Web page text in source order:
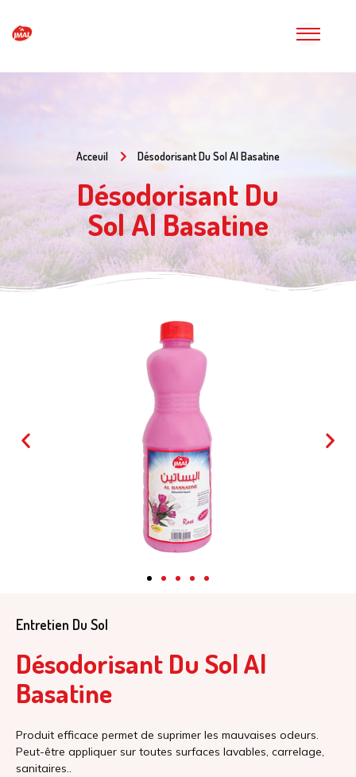
Acceuil Désodorisant Du Sol Al Basatine
Désodorisant Du
Sol Al Basatine
Entretien Du Sol
Désodorisant Du Sol Al
Basatine
Produit efficace permet de suprimer les mauvaises odeurs.
Peut-être appliquer sur toutes surfaces lavables, carrelage,
sanitaires..